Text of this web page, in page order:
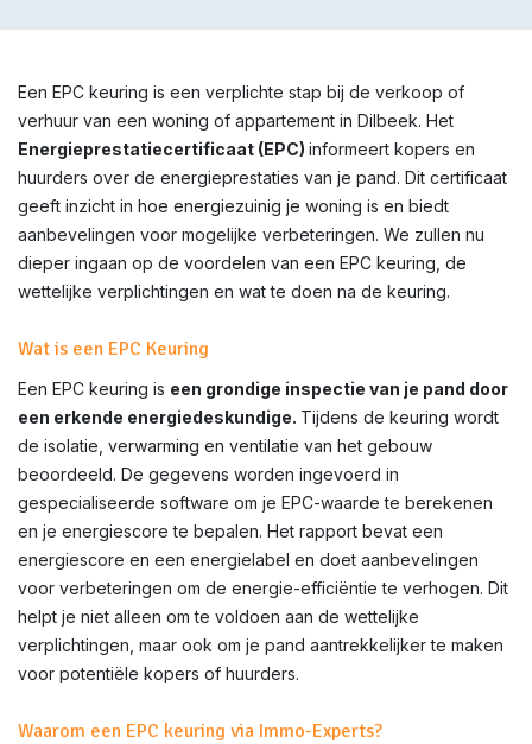
Een EPC keuring is een verplichte stap bij de verkoop of
verhuur van een woning of appartement in Dilbeek. Het
Energieprestatiecertificaat (EPC) informeert kopers en
huurders over de energieprestaties van je pand. Dit certificaat
geeft inzicht in hoe energiezuinig je woning is en biedt
aanbevelingen voor mogelijke verbeteringen. We zullen nu
dieper ingaan op de voordelen van een EPC keuring, de
wettelijke verplichtingen en wat te doen na de keuring.
Wat is een EPC Keuring
Een EPC keuring is een grondige inspectie van je pand door
een erkende energiedeskundige. Tijdens de keuring wordt
de isolatie, verwarming en ventilatie van het gebouw
beoordeeld. De gegevens worden ingevoerd in
gespecialiseerde software om je EPC-waarde te berekenen
en je energiescore te bepalen. Het rapport bevat een
energiescore en een energielabel en doet aanbevelingen
voor verbeteringen om de energie-efficiëntie te verhogen. Dit
helpt je niet alleen om te voldoen aan de wettelijke
verplichtingen, maar ook om je pand aantrekkelijker te maken
voor potentiële kopers of huurders.
Waarom een EPC keuring via Immo-Experts?